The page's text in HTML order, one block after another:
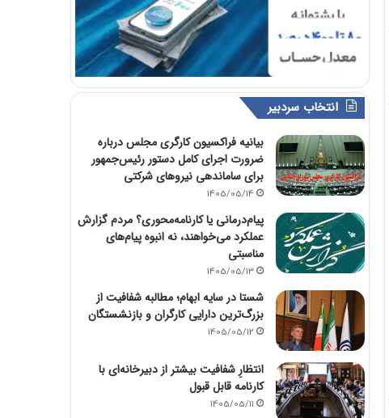
انتخاب سردبیر
بیانیه فراکسیون کارگری مجلس درباره
ضرورت اجرای کامل دستور رئیس‌جمهور
برای ساماندهی نیروهای شرکتی
1405/05/14
پیام‌درمانی یا کارنامه‌محوری؟ مردم گزارش
عملکرد می‌خواهند، نه انبوه پیام‌های
مناسبتی
1405/05/13
شستا در سایه ابهام؛ مطالبه شفافیت از
بزرگ‌ترین دارایی کارگران و بازنشستگان
1405/05/12
انتظارِ شفافیت بیشتر از دبیرخانه‌ای با
کارنامه قابل قبول
1405/05/11